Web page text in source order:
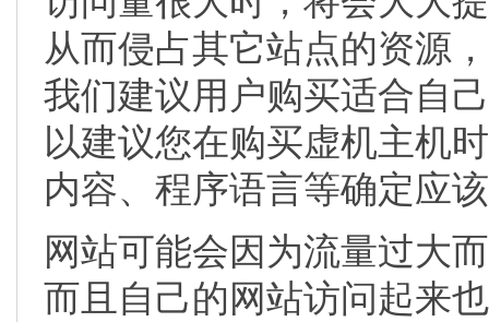
从而侵占其它站点的资源
我们建议用户购买适合自
以建议您在购买虚机主机
内容、程序语言等确定应
网站可能会因为流量过大
而且自己的网站访问起来